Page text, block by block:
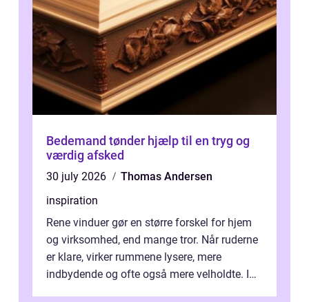
Bedemand tønder hjælp til en tryg og
værdig afsked
30 july 2026
Thomas Andersen
inspiration
Rene vinduer gør en større forskel for hjem
og virksomhed, end mange tror. Når ruderne
er klare, virker rummene lysere, mere
indbydende og ofte også mere velholdte. I